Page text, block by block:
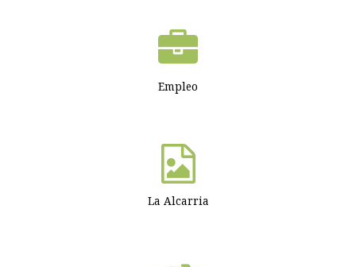
Empleo
La Alcarria